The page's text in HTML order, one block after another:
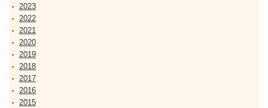
2023
2022
2021
2020
2019
2018
2017
2016
2015